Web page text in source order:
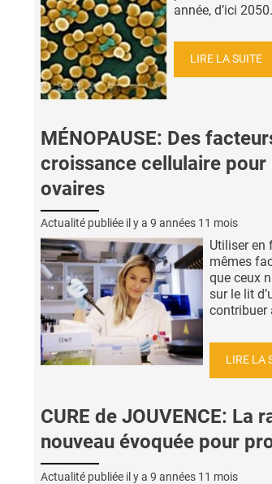
année, d’ici
LIRE LA SUITE
MÉNOPAUSE: Des
croissance cellulaire
ovaires
Actualité publiée il y a 9 années 11 mois
Utiliser en
mêmes
que ceux
sur le lit
contribuer
LIRE LA
CURE de JOUVENCE: La
nouveau évoquée pour
Actualité publiée il y a 9 années 11 mois